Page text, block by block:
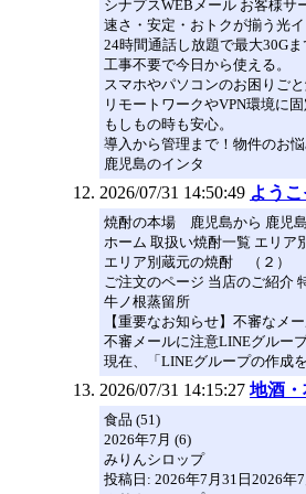
シナプスWEBメール お客様サ
速さ・安定・おトクが揃う光イ
24時間通話し放題で最大30Gま
工事不要で今日から使える。
スマホやパソコンのお困りご
リモートワークやVPN環境に
もしもの時も安心。
導入から管理まで！物件のお悩
鹿児島のインタ
2026/07/31 14:50:49 よう
焼酎の本場 鹿児島から 鹿児
ホーム 取扱い焼酎一覧 エリ
エリア別蔵元の焼酎 （２）
ご注文のページ 当店のご紹介
牛ノ根蒸留所
【重要なお知らせ】不審なメ
不審メールに注意LINEグルー
現在、「LINEグループの作成
2026/07/31 14:15:27 地酒
食品 (51)
2026年7月 (6)
みりんシロップ
投稿日: 2026年7月31日2026年